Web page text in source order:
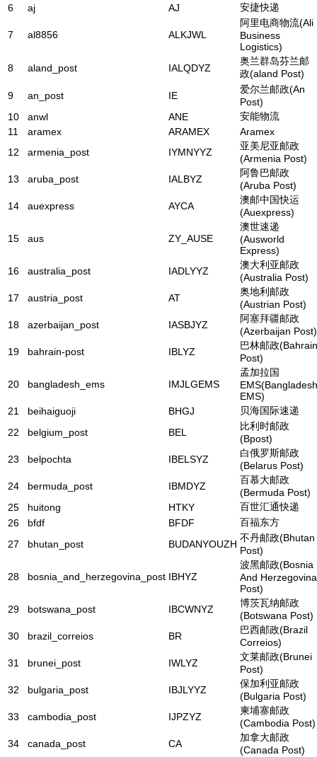
6
aj AJ 安捷快递
7 al8856 ALKJWL
阿里电商物流(Ali
Business
Logistics)
8
aland_post IALQDYZ
奥兰群岛芬兰邮
政(aland Post)
9
an_post IE
爱尔兰邮政(An
Post)
10
anwl ANE
安能物流
11
aramex ARAMEX
Aramex
12
armenia_post IYMNYYZ
亚美尼亚邮政
(Armenia Post)
13
aruba_post IALBYZ
阿鲁巴邮政
(Aruba Post)
14
auexpress AYCA
澳邮中国快运
(Auexpress)
15 aus ZY_AUSE
澳世速递
(Ausworld
Express)
16
australia_post IADLYYZ
澳大利亚邮政
(Australia Post)
17
austria_post AT
奥地利邮政
(Austrian Post)
18
azerbaijan_post IASBJYZ
阿塞拜疆邮政
(Azerbaijan Post)
19
bahrain-post IBLYZ
巴林邮政(Bahrain
Post)
20 bangladesh_ems IMJLGEMS
孟加拉国
EMS(Bangladesh
EMS)
21
beihaiguoji BHGJ
贝海国际速递
22
belgium_post BEL
比利时邮政
(Bpost)
23
belpochta IBELSYZ
白俄罗斯邮政
(Belarus Post)
24
bermuda_post IBMDYZ
百慕大邮政
(Bermuda Post)
25
huitong HTKY
百世汇通快递
26
bfdf BFDF
百福东方
27
bhutan_post BUDANYOUZH
不丹邮政(Bhutan
Post)
28 bosnia_and_herzegovina_post IBHYZ
波黑邮政(Bosnia
And Herzegovina
Post)
29
botswana_post IBCWNYZ
博茨瓦纳邮政
(Botswana Post)
30
brazil_correios BR
巴西邮政(Brazil
Correios)
31
brunei_post IWLYZ
文莱邮政(Brunei
Post)
32
bulgaria_post IBJLYYZ
保加利亚邮政
(Bulgaria Post)
33
cambodia_post IJPZYZ
柬埔寨邮政
(Cambodia Post)
34
canada_post CA
加拿大邮政
(Canada Post)